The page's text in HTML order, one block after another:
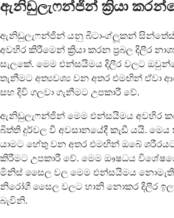
ඇනිඩුලැෆන්ජින් ක්‍රියා
ඇනිඩුලැෆන්ජින් යනු බීටා-ග්ලූකන්
අවහිර කිරීමෙන් ක්‍රියා කරන ප්‍රබල දිලීර
සැලකේ. මෙම එන්සයිමය දිලීර වලට
තැනීමට අත්‍යවශ්‍ය වන අතර එමඟින් ඒවා
සහ දිවි ගලවා ගැනීමට උපකාරී වේ.
ඇනිඩුලැෆන්ජින් මෙම එන්සයිමය අවහිර
බිත්ති දුර්වල වී අවසානයේදී කැඩී යයි.
යාමට හේතු වන අතර එමඟින් ඔබේ
කිරීමට උපකාරී වේ. මෙම ඖෂධය
මිනිස් සෛල වල මෙම එන්සයිමය නොමැති
නිරෝගී සෛල වලට හානි නොකර දිලීර
බැවිනි.